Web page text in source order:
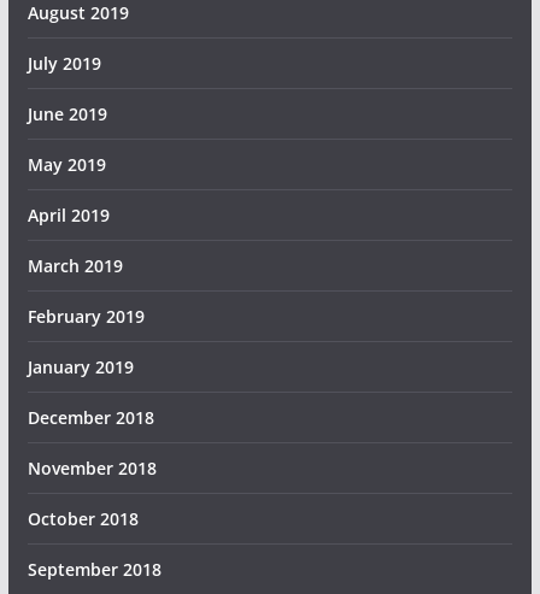
August 2019
July 2019
June 2019
May 2019
April 2019
March 2019
February 2019
January 2019
December 2018
November 2018
October 2018
September 2018